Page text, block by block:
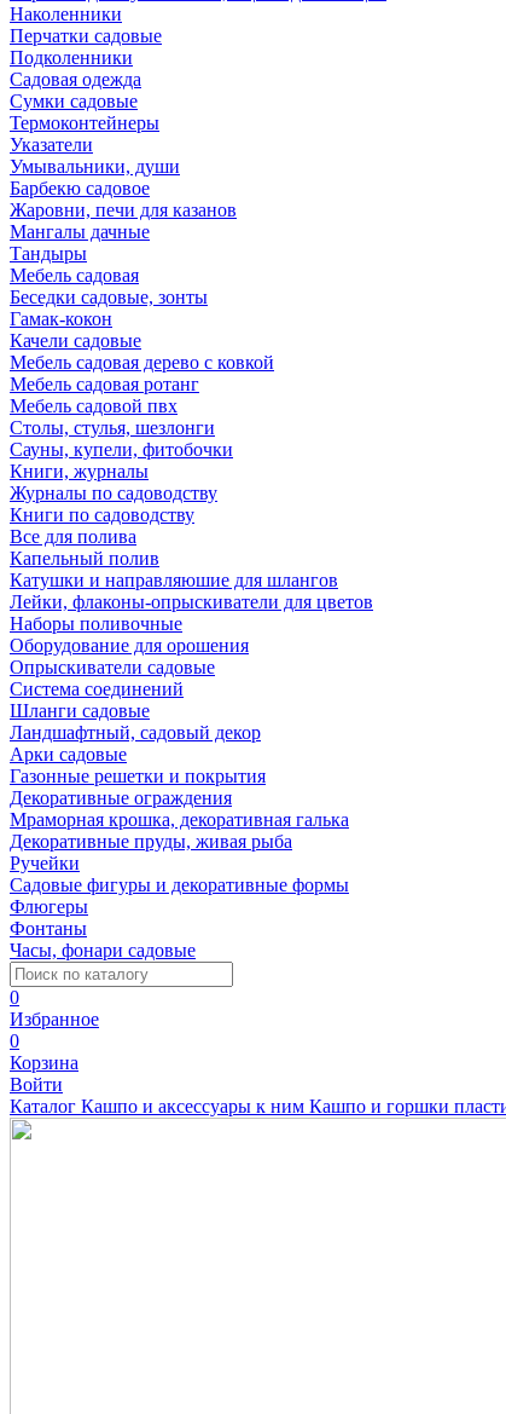
Наколенники
Перчатки садовые
Подколенники
Садовая одежда
Сумки садовые
Термоконтейнеры
Указатели
Умывальники, души
Барбекю садовое
Жаровни, печи для казанов
Мангалы дачные
Тандыры
Мебель садовая
Беседки садовые, зонты
Гамак-кокон
Качели садовые
Мебель садовая дерево с ковкой
Мебель садовая ротанг
Мебель садовой пвх
Столы, стулья, шезлонги
Сауны, купели, фитобочки
Книги, журналы
Журналы по садоводству
Книги по садоводству
Все для полива
Капельный полив
Катушки и направляюшие для шлангов
Лейки, флаконы-опрыскиватели для цветов
Наборы поливочные
Оборудование для орошения
Опрыскиватели садовые
Система соединений
Шланги садовые
Ландшафтный, садовый декор
Арки садовые
Газонные решетки и покрытия
Декоративные ограждения
Мраморная крошка, декоративная галька
Декоративные пруды, живая рыба
Ручейки
Садовые фигуры и декоративные формы
Флюгеры
Фонтаны
Часы, фонари садовые
0
Избранное
0
Корзина
Войти
Каталог Кашпо и аксессуары к ним Кашпо и горшки